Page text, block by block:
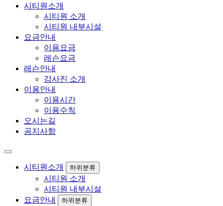
시티원소개
시티원 소개
시티원 내부시설
요금안내
이용요금
레슨요금
레슨안내
강사진 소개
이용안내
이용시간
이용수칙
오시는길
공지사항
시티원소개 하위분류
시티원 소개
시티원 내부시설
요금안내
하위분류